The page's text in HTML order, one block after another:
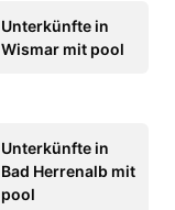
Unterkünfte in
Wismar mit pool
Unterkünfte in
Bad Herrenalb mit
pool